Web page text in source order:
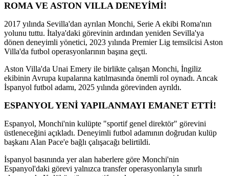
ROMA VE ASTON VILLA DENEYİMİ!
2017 yılında Sevilla'dan ayrılan Monchi, Serie A ekibi Roma'nın
yolunu tuttu. İtalya'daki görevinin ardından yeniden Sevilla'ya
dönen deneyimli yönetici, 2023 yılında Premier Lig temsilcisi Aston
Villa'da futbol operasyonlarının başına geçti.
Aston Villa'da Unai Emery ile birlikte çalışan Monchi, İngiliz
ekibinin Avrupa kupalarına katılmasında önemli rol oynadı. Ancak
İspanyol futbol adamı, 2025 yılında görevinden ayrıldı.
ESPANYOL YENİ YAPILANMAYI EMANET ETTİ!
Espanyol, Monchi'nin kulüpte "sportif genel direktör" görevini
üstleneceğini açıkladı. Deneyimli futbol adamının doğrudan kulüp
başkanı Alan Pace'e bağlı çalışacağı belirtildi.
İspanyol basınında yer alan haberlere göre Monchi'nin
Espanyol'daki görevi yalnızca transfer operasyonlarıyla sınırlı